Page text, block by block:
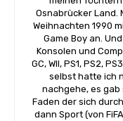
Osnabrücker Land.
Weihnachten 1990
Game Boy an.
Konsolen und
GC, WII, PS1, PS2,
selbst hatte ich
nachgehe, es
Faden der sich
dann Sport (von